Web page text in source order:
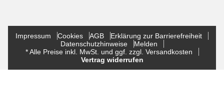
Impressum Cookies AGB
Erklärung zur Barrierefreiheit
Datenschutzhinweise
Melden
* Alle Preise inkl. MwSt. und ggf. zzgl. Versandkosten
Vertrag widerrufen